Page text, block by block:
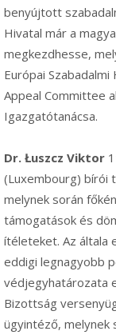
benyújtott
Hivatal már a
megkezdhesse,
Európai
Appeal Committee
Igazgatótanácsa.
Dr. Łuszcz Viktor
(Luxembourg) bírói
melynek során
támogatások és
ítéleteket. Az általa
eddigi legnagyobb
védjegyhatározata
Bizottság
ügyintéző, melynek